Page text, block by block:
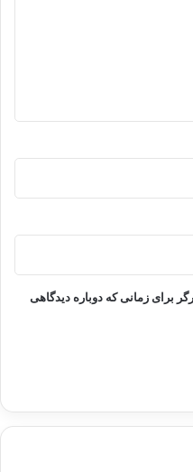
برای زمانی که دوباره دیدگاهی